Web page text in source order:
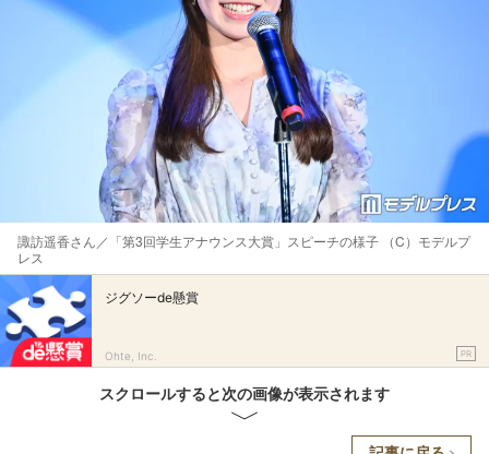
諏訪遥香さん／「第3回学生アナウンス大賞」スピーチの様子 （C）モデルプ
レス
ジグソーde懸賞
Ohte, Inc. PR
スクロールすると次の画像が表示されます